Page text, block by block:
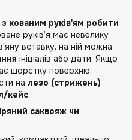
кованим руків'ям робити
руків’я має невелику
вставку, на ній можна
ініціалів або дати. Якщо
шорстку поверхню,
на лезо (стрижень)
кейс.
саквояж чи